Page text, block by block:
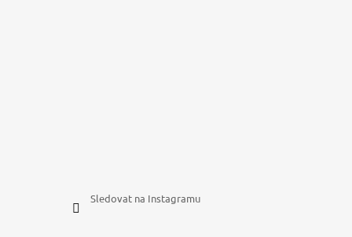
Sledovat na Instagramu